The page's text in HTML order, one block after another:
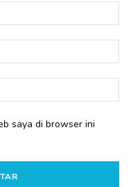
saya di browser ini